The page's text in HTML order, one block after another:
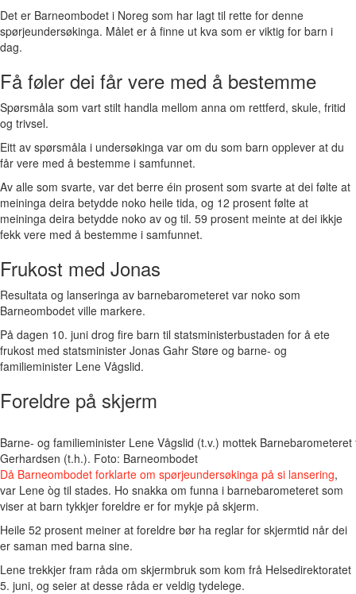
Det er Barneombodet i Noreg som har lagt til rette for denne
spørjeundersøkinga. Målet er å finne ut kva som er viktig for barn i
dag.
Få føler dei får vere med å bestemme
Spørsmåla som vart stilt handla mellom anna om rettferd, skule, fritid
og trivsel.
Eitt av spørsmåla i undersøkinga var om du som barn opplever at du
får vere med å bestemme i samfunnet.
Av alle som svarte, var det berre éin prosent som svarte at dei følte at
meininga deira betydde noko heile tida, og 12 prosent følte at
meininga deira betydde noko av og til. 59 prosent meinte at dei ikkje
fekk vere med å bestemme i samfunnet.
Frukost med Jonas
Resultata og lanseringa av barnebarometeret var noko som
Barneombodet ville markere.
På dagen 10. juni drog fire barn til statsministerbustaden for å ete
frukost med statsminister Jonas Gahr Støre og barne- og
familieminister Lene Vågslid.
Foreldre på skjerm
Barne- og familieminister Lene Vågslid (t.v.) mottek
Gerhardsen (t.h.). Foto: Barneombodet
Då Barneombodet forklarte om spørjeundersøkinga på si lansering,
var Lene òg til stades. Ho snakka om funna i barnebarometeret som
viser at barn tykkjer foreldre er for mykje på skjerm.
Heile 52 prosent meiner at foreldre bør ha reglar for skjermtid når dei
er saman med barna sine.
Lene trekkjer fram råda om skjermbruk som kom frå Helsedirektoratet
5. juni, og seier at desse råda er veldig tydelege.